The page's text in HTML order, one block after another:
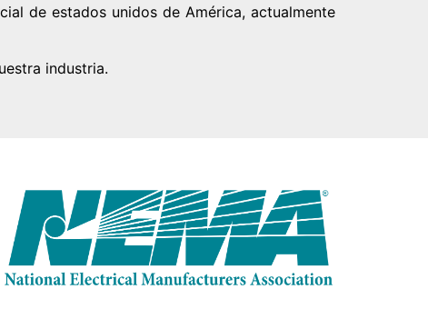
de estados unidos de América, actualmente
industria.